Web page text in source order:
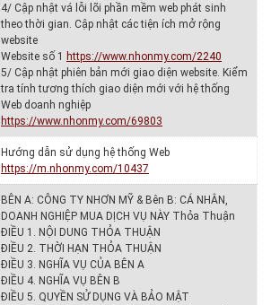
4/ Cập nhật vá lỗi lõi phần mềm web phát sinh
theo thời gian. Cập nhật các tiện ích mở rộng
website
Website số 1 https://www.nhonmy.com/2240
5/ Cập nhật phiên bản mới giao diện website. Kiểm
tra tính tương thích giao diện mới với hệ thống
Web doanh nghiệp
https://www.nhonmy.com/69803
Hướng dẫn sử dụng hệ thống Web
https://m.nhonmy.com/10437
BÊN A: CÔNG TY NHƠN MỸ & Bên B: CÁ NHÂN,
DOANH NGHIỆP MUA DỊCH VỤ NÀY Thỏa Thuận
ĐIỀU 1. NỘI DUNG THỎA THUẬN
ĐIỀU 2. THỜI HẠN THỎA THUẬN
ĐIỀU 3. NGHĨA VỤ CỦA BÊN A
ĐIỀU 4. NGHĨA VỤ BÊN B
ĐIỀU 5. QUYỀN SỬ DỤNG VÀ BẢO MẬT